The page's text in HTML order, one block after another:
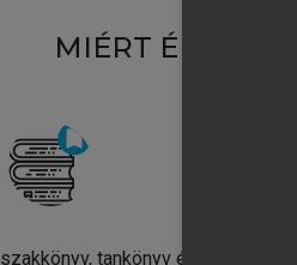
MIÉRT
szakkönyv, tankönyv és